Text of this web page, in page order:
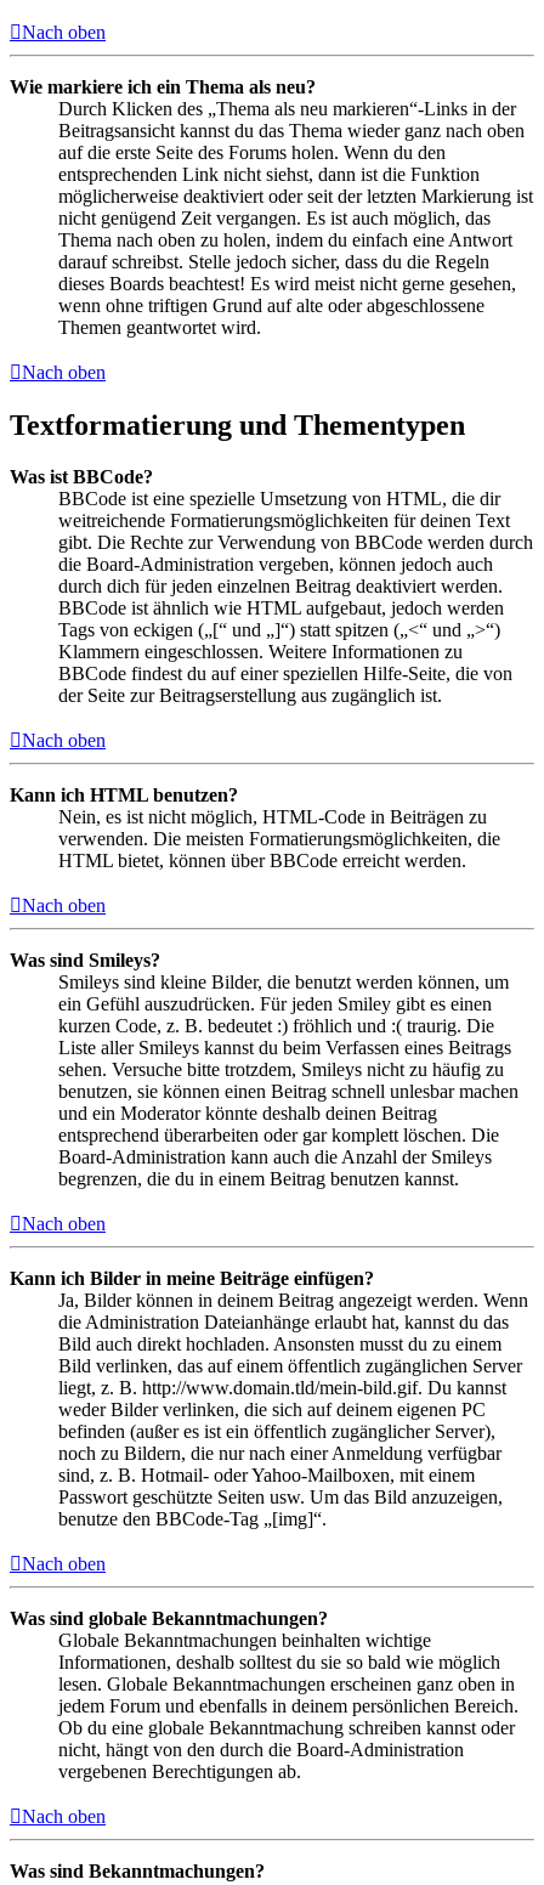
Nach oben
Wie markiere ich ein Thema als neu?
Durch Klicken des „Thema als neu markieren“-Links in der
Beitragsansicht kannst du das Thema wieder ganz nach oben
auf die erste Seite des Forums holen. Wenn du den
entsprechenden Link nicht siehst, dann ist die Funktion
möglicherweise deaktiviert oder seit der letzten Markierung ist
nicht genügend Zeit vergangen. Es ist auch möglich, das
Thema nach oben zu holen, indem du einfach eine Antwort
darauf schreibst. Stelle jedoch sicher, dass du die Regeln
dieses Boards beachtest! Es wird meist nicht gerne gesehen,
wenn ohne triftigen Grund auf alte oder abgeschlossene
Themen geantwortet wird.
Nach oben
Textformatierung und Thementypen
Was ist BBCode?
BBCode ist eine spezielle Umsetzung von HTML, die dir
weitreichende Formatierungsmöglichkeiten für deinen Text
gibt. Die Rechte zur Verwendung von BBCode werden durch
die Board-Administration vergeben, können jedoch auch
durch dich für jeden einzelnen Beitrag deaktiviert werden.
BBCode ist ähnlich wie HTML aufgebaut, jedoch werden
Tags von eckigen („[“ und „]“) statt spitzen („<“ und „>“)
Klammern eingeschlossen. Weitere Informationen zu
BBCode findest du auf einer speziellen Hilfe-Seite, die von
der Seite zur Beitragserstellung aus zugänglich ist.
Nach oben
Kann ich HTML benutzen?
Nein, es ist nicht möglich, HTML-Code in Beiträgen zu
verwenden. Die meisten Formatierungsmöglichkeiten, die
HTML bietet, können über BBCode erreicht werden.
Nach oben
Was sind Smileys?
Smileys sind kleine Bilder, die benutzt werden können, um
ein Gefühl auszudrücken. Für jeden Smiley gibt es einen
kurzen Code, z. B. bedeutet :) fröhlich und :( traurig. Die
Liste aller Smileys kannst du beim Verfassen eines Beitrags
sehen. Versuche bitte trotzdem, Smileys nicht zu häufig zu
benutzen, sie können einen Beitrag schnell unlesbar machen
und ein Moderator könnte deshalb deinen Beitrag
entsprechend überarbeiten oder gar komplett löschen. Die
Board-Administration kann auch die Anzahl der Smileys
begrenzen, die du in einem Beitrag benutzen kannst.
Nach oben
Kann ich Bilder in meine Beiträge einfügen?
Ja, Bilder können in deinem Beitrag angezeigt werden. Wenn
die Administration Dateianhänge erlaubt hat, kannst du das
Bild auch direkt hochladen. Ansonsten musst du zu einem
Bild verlinken, das auf einem öffentlich zugänglichen Server
liegt, z. B. http://www.domain.tld/mein-bild.gif. Du kannst
weder Bilder verlinken, die sich auf deinem eigenen PC
befinden (außer es ist ein öffentlich zugänglicher Server),
noch zu Bildern, die nur nach einer Anmeldung verfügbar
sind, z. B. Hotmail- oder Yahoo-Mailboxen, mit einem
Passwort geschützte Seiten usw. Um das Bild anzuzeigen,
benutze den BBCode-Tag „[img]“.
Nach oben
Was sind globale Bekanntmachungen?
Globale Bekanntmachungen beinhalten wichtige
Informationen, deshalb solltest du sie so bald wie möglich
lesen. Globale Bekanntmachungen erscheinen ganz oben in
jedem Forum und ebenfalls in deinem persönlichen Bereich.
Ob du eine globale Bekanntmachung schreiben kannst oder
nicht, hängt von den durch die Board-Administration
vergebenen Berechtigungen ab.
Nach oben
Was sind Bekanntmachungen?